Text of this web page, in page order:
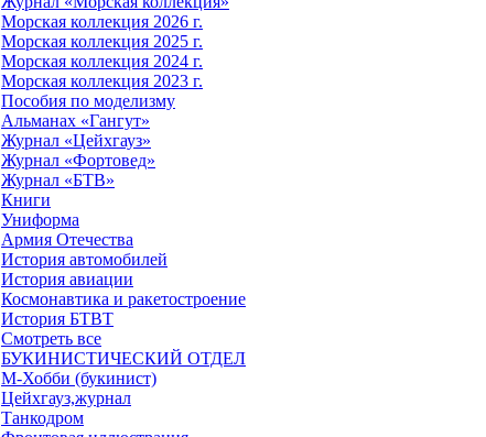
Морская коллекция 2026 г.
Морская коллекция 2025 г.
Морская коллекция 2024 г.
Морская коллекция 2023 г.
Пособия по моделизму
Альманах «Гангут»
Журнал «Цейхгауз»
Журнал «Фортовед»
Журнал «БТВ»
Книги
Униформа
Армия Отечества
История автомобилей
История авиации
Космонавтика и ракетостроение
История БТВТ
Смотреть все
БУКИНИСТИЧЕСКИЙ ОТДЕЛ
М-Хобби (букинист)
Цейхгауз,журнал
Танкодром